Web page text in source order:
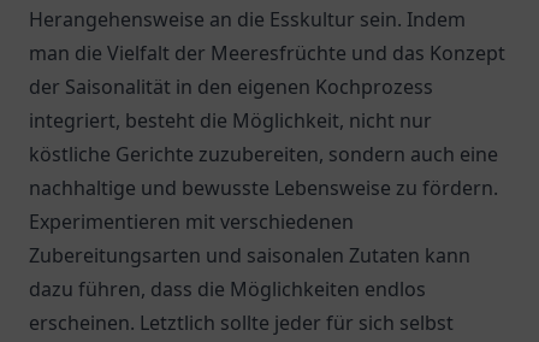
Herangehensweise an die Esskultur sein. Indem
man die Vielfalt der Meeresfrüchte und das Konzept
der Saisonalität in den eigenen Kochprozess
integriert, besteht die Möglichkeit, nicht nur
köstliche Gerichte zuzubereiten, sondern auch eine
nachhaltige und bewusste Lebensweise zu fördern.
Experimentieren mit verschiedenen
Zubereitungsarten und saisonalen Zutaten kann
dazu führen, dass die Möglichkeiten endlos
erscheinen. Letztlich sollte jeder für sich selbst